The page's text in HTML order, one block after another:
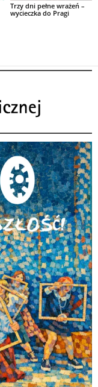
Trzy dni pełne wrażeń –
wycieczka do Pragi